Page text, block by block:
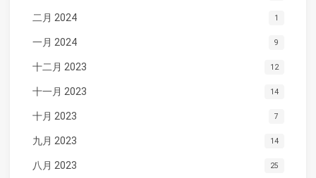
二月 2024 1
一月 2024 9
十二月 2023 12
十一月 2023 14
十月 2023 7
九月 2023 14
八月 2023 25